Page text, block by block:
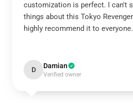
customization is perfect. I can't
things about this Tokyo
highly recommend it to everyone.
D Damian
Verified owner